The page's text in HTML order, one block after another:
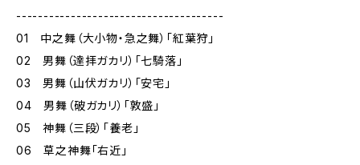
--------------------------------------
01 中之舞（大小物・急之舞）「紅葉狩」
02 男舞（達拝ガカリ）「七騎落」
03 男舞（山伏ガカリ）「安宅」
04 男舞（破ガカリ）「敦盛」
05 神舞（三段）「養老」
06 草之神舞「右近」